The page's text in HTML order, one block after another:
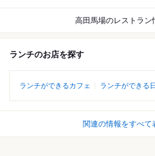
高田馬場のレストラン
ランチのお店を探す
ランチができるカフェ ランチができる
関連の情報をすべて